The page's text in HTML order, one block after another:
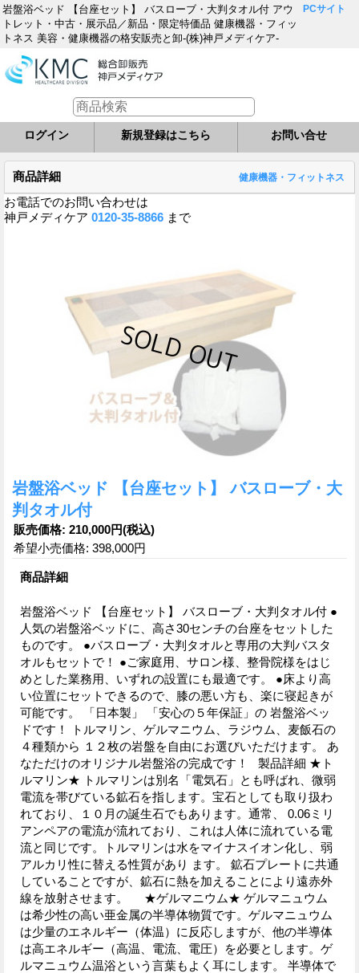
岩盤浴ベッド 【台座セット】 バスローブ・大判タオル付 アウ
トレット・中古・展示品／新品・限定特価品 健康機器・フィッ
トネス 美容・健康機器の格安販売と卸-(株)神戸メディケア-
PCサイト
ログイン 新規登録はこちら お問い合せ
商品詳細 健康機器・フィットネス
お電話でのお問い合わせは
神戸メディケア 0120-35-8866 まで
岩盤浴ベッド 【台座セット】 バスローブ・大
判タオル付
販売価格: 210,000円(税込)
希望小売価格: 398,000円
商品詳細
岩盤浴ベッド 【台座セット】 バスローブ・大判タオル付 ●
人気の岩盤浴ベッドに、高さ30センチの台座をセットした
ものです。 ●バスローブ・大判タオルと専用の大判バスタ
オルもセットで！ ●ご家庭用、サロン様、整骨院様をはじ
めとした業務用、いずれの設置にも最適です。 ●床より高
い位置にセットできるので、膝の悪い方も、楽に寝起きが
可能です。 「日本製」 「安心の５年保証」の 岩盤浴ベッ
ドです！ トルマリン、ゲルマニウム、ラジウム、麦飯石の
４種類から １２枚の岩盤を自由にお選びいただけます。 あ
なただけのオリジナル岩盤浴の完成です！ 製品詳細 ★ト
ルマリン★ トルマリンは別名「電気石」とも呼ばれ、微弱
電流を帯びている鉱石を指します。宝石としても取り扱わ
れており、１０月の誕生石でもあります。通常、 0.06ミリ
アンペアの電流が流れており、これは人体に流れている電
流と同じです。トルマリンは水をマイナスイオン化し、弱
アルカリ性に替える性質があり ます。 鉱石プレートに共通
していることですが、鉱石に熱を加えることにより遠赤外
線を放射させます。 ★ゲルマニウム★ ゲルマニュウム
は希少性の高い亜金属の半導体物質です。ゲルマニュウム
は少量のエネルギー（体温）に反応しますが、他の半導体
は高エネルギー（高温、電流、電圧）を必要とします。ゲ
ルマニュウム温浴という言葉もよく耳にします。 半導体で